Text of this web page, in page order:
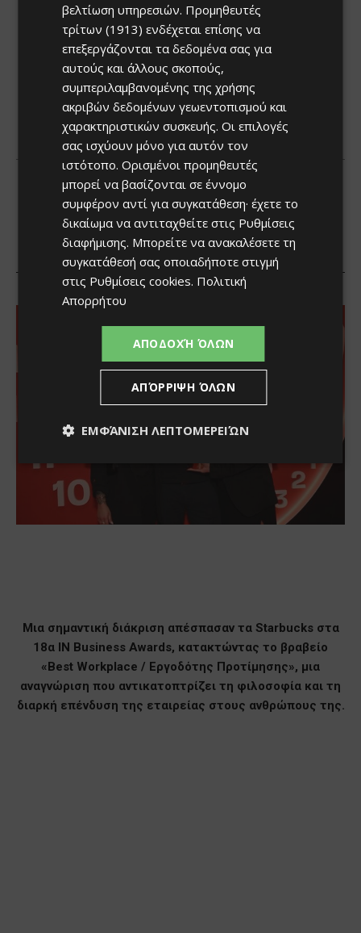
βελτίωση υπηρεσιών. Προμηθευτές
τρίτων (1913) ενδέχεται επίσης να
επεξεργάζονται τα δεδομένα σας για
αυτούς και άλλους σκοπούς,
συμπεριλαμβανομένης της χρήσης
ακριβών δεδομένων γεωεντοπισμού και
χαρακτηριστικών συσκευής. Οι επιλογές
σας ισχύουν μόνο για αυτόν τον
ιστότοπο. Ορισμένοι προμηθευτές
μπορεί να βασίζονται σε έννομο
συμφέρον αντί για συγκατάθεση· έχετε το
δικαίωμα να αντιταχθείτε στις Ρυθμίσεις
διαφήμισης. Μπορείτε να ανακαλέσετε τη
συγκατάθεσή σας οποιαδήποτε στιγμή
στις Ρυθμίσεις cookies. Πολιτική
Απορρήτου
ΑΠΟΔΟΧΉ ΌΛΩΝ
ΑΠΌΡΡΙΨΗ ΌΛΩΝ
ΕΜΦΆΝΙΣΗ ΛΕΠΤΟΜΕΡΕΙΏΝ